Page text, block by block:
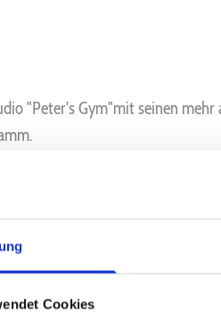
Cookies
"Peter's Gym"mit seinen mehr
großen Motivation seiner
das gegründete "Powerteam
Grenzen hinaus bekannt.
es nicht lange bleiben.